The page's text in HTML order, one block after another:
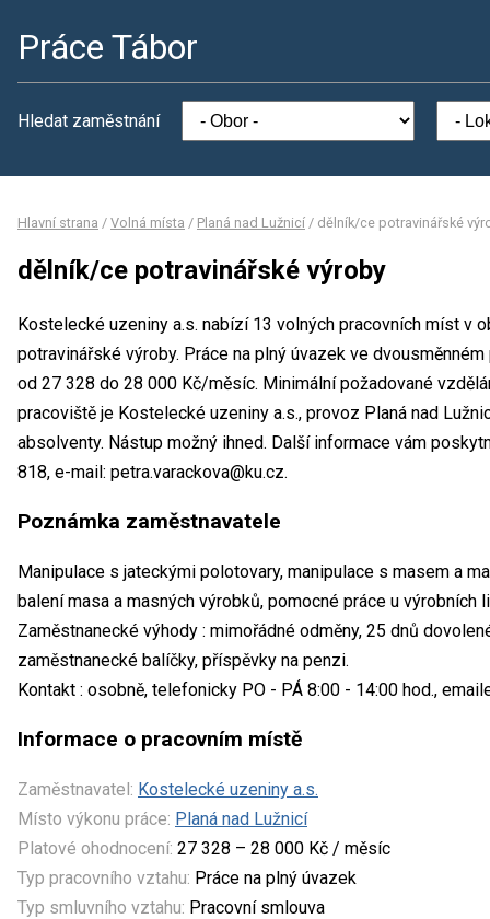
Práce Tábor
Hledat zaměstnání
Hlavní strana / Volná místa / Planá nad Lužnicí / dělník/ce potravinářské
dělník/ce potravinářské výroby
Kostelecké uzeniny a.s. nabízí 13 volných pracovních míst v
potravinářské výroby. Práce na plný úvazek ve
od 27 328 do 28 000 Kč/měsíc. Minimální požadované
pracoviště je Kostelecké uzeniny a.s., provoz Planá nad
absolventy. Nástup možný ihned. Další informace vám
818, e-mail: petra.varackova@ku.cz.
Poznámka zaměstnavatele
Manipulace s jateckými polotovary, manipulace s masem a
balení masa a masných výrobků, pomocné práce u výrobních
Zaměstnanecké výhody : mimořádné odměny, 25 dnů
zaměstnanecké balíčky, příspěvky na penzi.
Kontakt : osobně, telefonicky PO - PÁ 8:00 - 14:00 hod.,
Informace o pracovním místě
Zaměstnavatel: Kostelecké uzeniny a.s.
Místo výkonu práce: Planá nad Lužnicí
Platové ohodnocení: 27 328 – 28 000 Kč / měsíc
Typ pracovního vztahu: Práce na plný úvazek
Typ smluvního vztahu: Pracovní smlouva